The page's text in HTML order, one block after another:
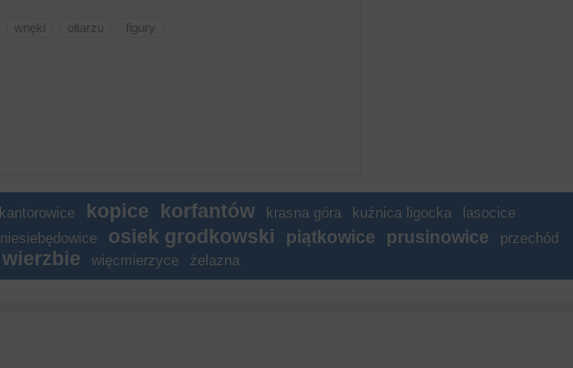
wnęki ołtarzu figury
kantorowice kopice korfantów krasna góra kuźnica ligocka lasocice
niesiebędowice osiek grodkowski piątkowice prusinowice
przechód
wierzbie więcmierzyce żelazna